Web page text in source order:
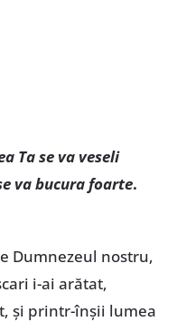
Ta se va veseli
va bucura foarte.
Dumnezeul nostru,
i-ai arătat,
și printr-înșii lumea